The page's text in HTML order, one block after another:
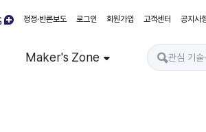
정정·반론보도 로그인 회원가입 고객센터 공지사
Maker's Zone